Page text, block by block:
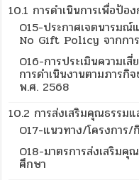
10.1 การดำเนินการเพื่อป้
O15-ประกาศเจตนารมณ์
No Gift Policy จากกา
O16-การประเมินความเ
การดำเนินงานตามภาร
พ.ศ. 2568
10.2 การส่งเสริมคุณธรรมแ
O17-แนวทาง/โครงการ
O18-มาตรการส่งเสริมคุ
ศึกษา